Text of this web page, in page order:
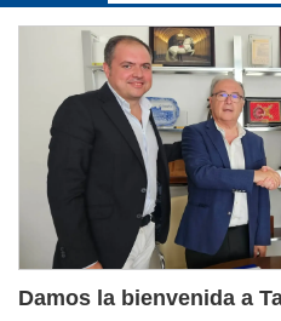
Damos la bienvenida a